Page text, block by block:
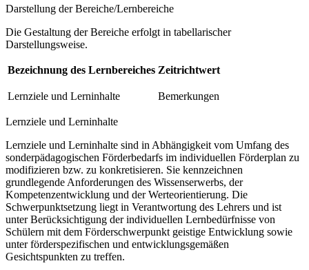
Darstellung der Bereiche/Lernbereiche
Die Gestaltung der Bereiche erfolgt in tabellarischer
Darstellungsweise.
Bezeichnung des Lernbereiches Zeitrichtwert
Lernziele und Lerninhalte Bemerkungen
Lernziele und Lerninhalte
Lernziele und Lerninhalte sind in Abhängigkeit vom Umfang des
sonderpädagogischen Förderbedarfs im individuellen Förderplan zu
modifizieren bzw. zu konkretisieren. Sie kennzeichnen
grundlegende Anforderungen des Wissenserwerbs, der
Kompetenzentwicklung und der Werteorientierung. Die
Schwerpunktsetzung liegt in Verantwortung des Lehrers und ist
unter Berücksichtigung der individuellen Lernbedürfnisse von
Schülern mit dem Förderschwerpunkt geistige Entwicklung sowie
unter förderspezifischen und entwicklungsgemäßen
Gesichtspunkten zu treffen.